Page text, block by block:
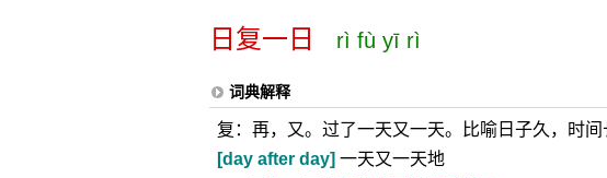
日复一日 rì fù yī rì
词典解释
复：再，又。过了一天又一天。比喻日子久，时间
[day after day] 一天又一天地